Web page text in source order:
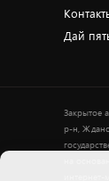
Дай
Закрытое
р-н,